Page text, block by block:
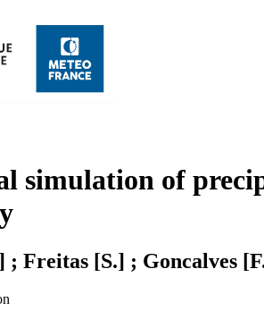
simulation of
; Freitas [S.] ; Goncalves